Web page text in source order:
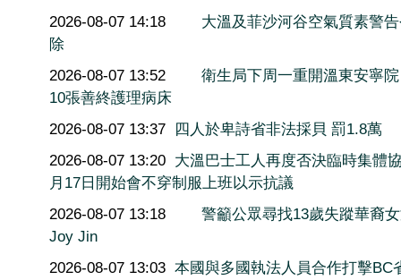
2026-08-07 14:18
大溫及菲沙河谷空氣質素警
除
2026-08-07 13:52
衛生局下周一重開溫東安寧
10張善終護理病床
2026-08-07 13:37 四人於卑詩省非法採貝 罰1.8萬
2026-08-07 13:20 大溫巴士工人再度否決臨時集體
月17日開始會不穿制服上班以示抗議
2026-08-07 13:18
警籲公眾尋找13歲失蹤華裔
Joy Jin
2026-08-07 13:03 本國與多國執法人員合作打擊BC